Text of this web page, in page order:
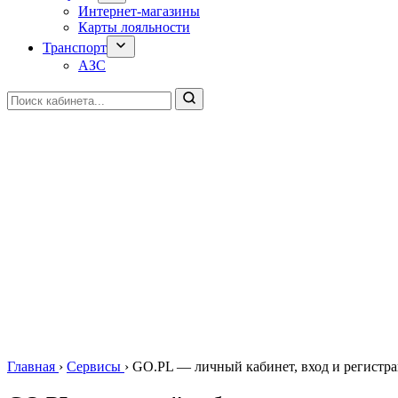
Интернет-магазины
Карты лояльности
Транспорт
АЗС
Главная › Сервисы › GO.PL — личный кабинет, вход и